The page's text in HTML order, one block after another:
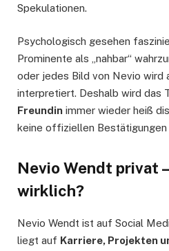
Spekulationen.
Psychologisch gesehen
Prominente als „nahbar“
oder jedes Bild von Nevio wird
interpretiert. Deshalb wird das
Freundin immer wieder heiß
keine offiziellen Bestätigungen
Nevio Wendt privat
wirklich?
Nevio Wendt ist auf Social
liegt auf Karriere, Projekten